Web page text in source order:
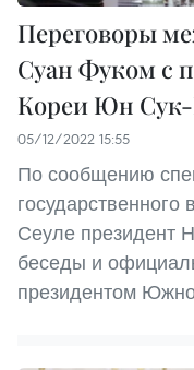
Переговоры
Суан Фуком с
Кореи Юн
05/12/2022 15:55
По сообщению
Сеуле президент
беседы и
президентом